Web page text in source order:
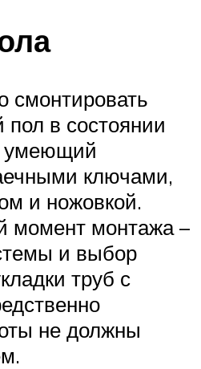
смонтировать
в состоянии
умеющий
ключами,
и ножовкой.
монтажа –
и выбор
труб с
не должны